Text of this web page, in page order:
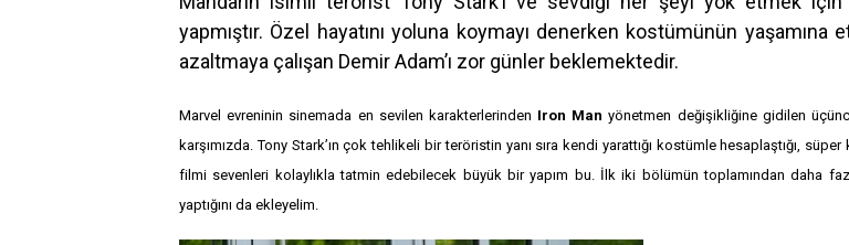
yapmıştır. Özel hayatını yoluna koymayı denerken kostümünün yaşamına
azaltmaya çalışan Demir Adam’ı zor günler beklemektedir.
Marvel evreninin sinemada en sevilen karakterlerinden Iron Man yönetmen değişikliğine gidilen
karşımızda. Tony Stark’ın çok tehlikeli bir teröristin yanı sıra kendi yarattığı kostümle hesaplaştığı, süper
filmi sevenleri kolaylıkla tatmin edebilecek büyük bir yapım bu. İlk iki bölümün toplamından daha
yaptığını da ekleyelim.